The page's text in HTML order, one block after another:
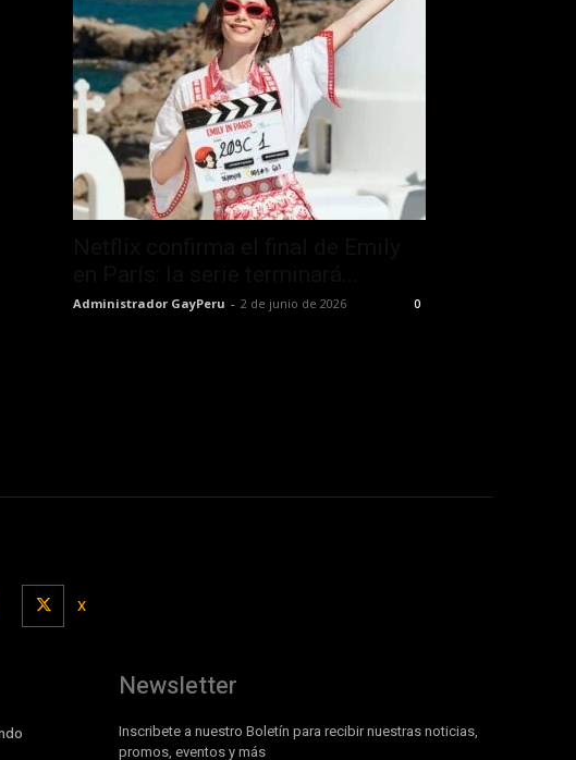
Administrador GayPeru - 2 de junio de 2026 0
X
Newsletter
Inscribete a nuestro Boletín para recibir nuestras noticias,
promos, eventos y más